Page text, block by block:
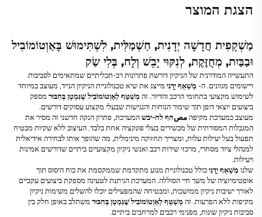
הצגת המוצר
מַשְׁקָפִית חֲדָשָׁה יְדָנִית, חַשְׁמַלִּית, לִשְׁתִּימוּשׁ בָּאַוְטוֹמוֹבִיל
וּבַבַּיִת, מְחֻזֶּקֶת, לְנִקּוּי יָבֵשׁ וְלָח, בְּלִי שַׂק
התעשייה המודרנית של הניקיון דורשת פתרונות רב-תכליתיים שמתאימים לסביבות
ויישומים מגוונים. ה- מְשַׁאֵף יָדָנִי מייצג את שיא טכנולוגיית הניקיון הנייד, מעוצב במיוחד
לשימוש מקצועי בתחומי הרכב והדיור. זה מְשַׁטֵּף לְאַוְטוֹמוֹבִיל שֶׁנִּמְטָן בְּחִבּוּר מספק
ביצועים יוצאי דופן תוך שימור הנוחות והנגישות שבעלי מקצוע עסוקים דורשים.
מעוצב כמערכת מקיפהمصחף לח-יבשהמערכת, פתרון הנקה חדשני זה מסיר את
המגבלות המסורתית של מכשירים בעלי פונקציה אחת בלבד. העיצוב ללא שקיות מבטיח
תפעול בעל יעילות עלות, ומצריך תחזוקה מינימלית, מה שהופך אותו לבחירה אידיאלית
למנהלי ציוד מסחרי, מרכזי שירות רכב ואנשי ניקיון מקצועיים ביתיים שדורשים אמינות
ויעילות.
שלנו מְשַׁאֵף יָדָנִיכולל טכנולוגיית מנוע מתקדמת שממקסמת את כוח היסוס תוך
אופטימיזציה של משך חיי הסוללה. המערכת הניתנת לטעינה מספקת ביצועים עקביים
לאורך ישיבות ניקיון ממושכות, ומבטיחה שהמפעילים יוכלו להשלים משימות ניקיון
מקיפות ללא הפרעות. זה מְשַׁטֵּף לְאַוְטוֹמוֹבִיל שֶׁנִּמְטָן בְּחִבּוּר משתלב באופן חלק בין
סביבות ניקיון שונות, מפנימי רכבים למרחבים ביתיים.